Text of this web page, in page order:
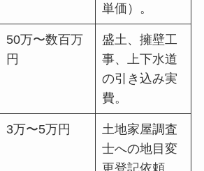
単価）。
50万〜数百万
円
盛土、擁壁工
事、上下水道
の引き込み実
費。
3万〜5万円
土地家屋調査
士への地目変